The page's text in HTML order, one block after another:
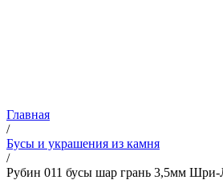
Главная
/
Бусы и украшения из камня
/
Рубин 011 бусы шар грань 3,5мм Шри-